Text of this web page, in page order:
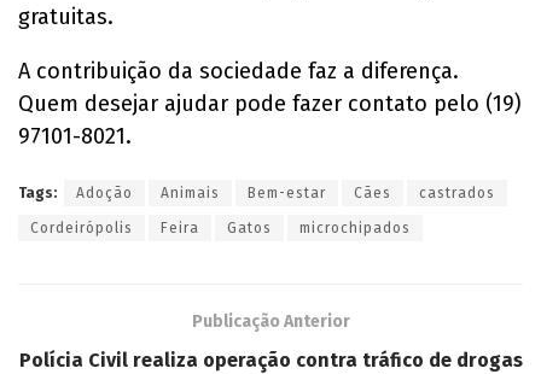
gratuitas.
A contribuição da sociedade faz a diferença.
Quem desejar ajudar pode fazer contato pelo (19)
97101-8021.
Tags: Adoção Animais Bem-estar Cães castrados
Cordeirópolis Feira Gatos microchipados
Publicação Anterior
Polícia Civil realiza operação contra tráfico de drogas